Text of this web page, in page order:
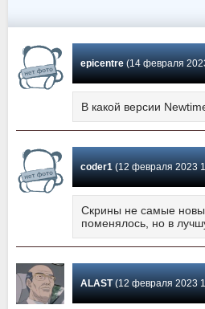
epicentre(14 февраля 2023 16:15)
В какой версии
coder1(12 февраля 2023 18:24)
Скрины не самые
поменялось, но в
ALAST(12 февраля 2023 18:18)